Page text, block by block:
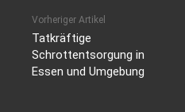
Vorheriger Artikel
Tatkräftige
Schrottentsorgung in
Essen und Umgebung